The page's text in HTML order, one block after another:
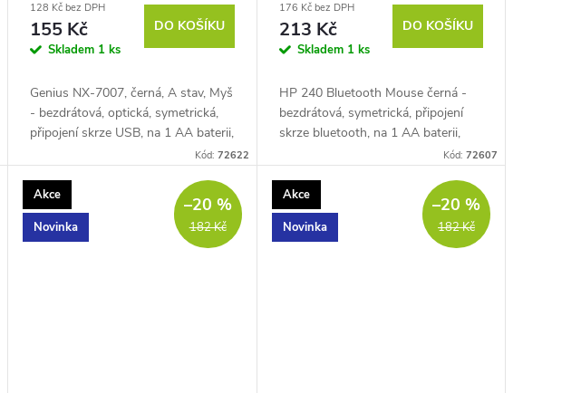
128 Kč bez DPH
155 Kč
Skladem 1 ks
DO KOŠÍKU
Genius NX-7007, černá, A stav, Myš
- bezdrátová, optická, symetrická,
připojení skrze USB, na 1 AA baterii,
Kód: 72622
176 Kč bez DPH
213 Kč
Skladem 1 ks
DO KOŠÍKU
HP 240 Bluetooth Mouse černá -
bezdrátová, symetrická, připojení
skrze bluetooth, na 1 AA baterii,
balení,...
Kód: 72607
Akce
Novinka
182 Kč
–20 %
Akce
Novinka
182 Kč
–20 %